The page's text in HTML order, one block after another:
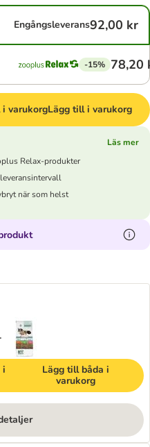
Engångsleverans92,00 kr
-15% 78,20
varukorgLägg till i varukorg
Läs mer
Relax-produkter
när som helst
i
Lägg till båda i
varukorg